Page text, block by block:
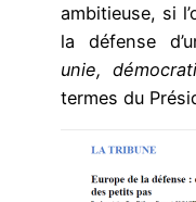
ambitieuse, si
la défense
unie,
termes du